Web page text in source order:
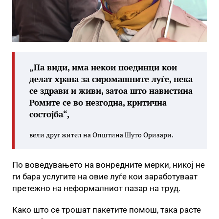
„Па види, има некои поединци кои
делат храна за сиромашните луѓе, нека
се здрави и живи, затоа што навистина
Ромите се во незгодна, критична
состојба“,
вели друг жител на Општина Шуто Оризари.
По воведувањето на вонредните мерки, никој не
ги бара услугите на овие луѓе кои заработуваат
претежно на неформалниот пазар на труд.
Како што се трошат пакетите помош, така расте